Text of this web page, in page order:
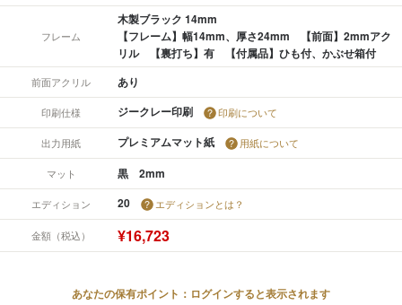
フレーム
木製ブラック 14mm
【フレーム】幅14mm、厚さ24mm 【前面】2mmアク
リル 【裏打ち】有 【付属品】ひも付、かぶせ箱付
前面アクリル あり
印刷仕様 ジークレー印刷 印刷について
出力用紙 プレミアムマット紙 用紙について
マット 黒 2mm
エディション 20 エディションとは？
金額（税込） ¥16,723
あなたの保有ポイント：ログインすると表示されます